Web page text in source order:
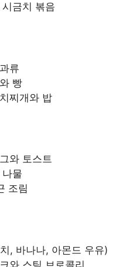
금치 볶음
류
빵
찌개와 밥
와 토스트
물
조림
, 바나나, 아몬드 우유)
와 스팀 브로콜리